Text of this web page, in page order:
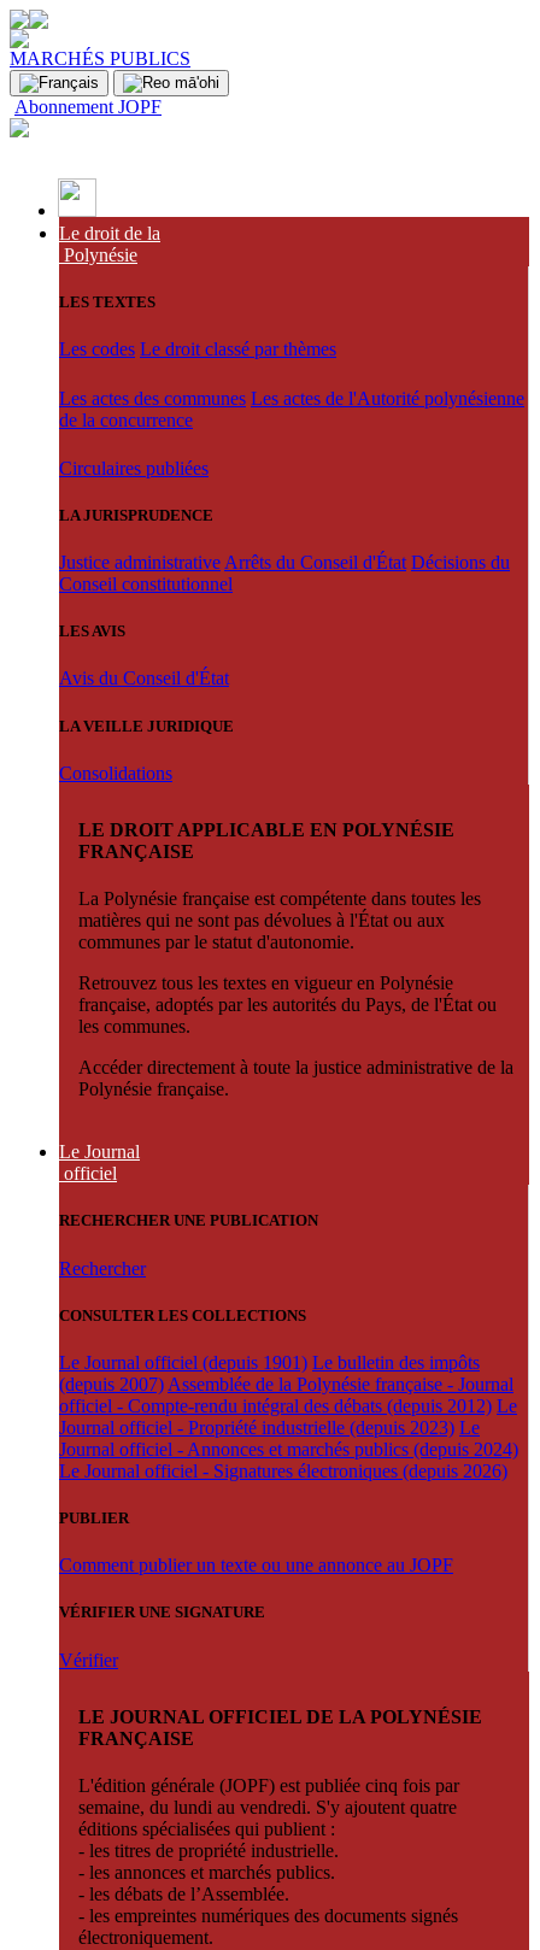
MARCHÉS PUBLICS
Abonnement JOPF
Le droit de la
Polynésie
LES TEXTES
Les codes Le droit classé par thèmes
Les actes des communes Les actes de l'Autorité polynésienne
de la concurrence
Circulaires publiées
LA JURISPRUDENCE
Justice administrative Arrêts du Conseil d'État Décisions du
Conseil constitutionnel
LES AVIS
Avis du Conseil d'État
LA VEILLE JURIDIQUE
Consolidations
LE DROIT APPLICABLE EN POLYNÉSIE
FRANÇAISE
La Polynésie française est compétente dans toutes les
matières qui ne sont pas dévolues à l'État ou aux
communes par le statut d'autonomie.
Retrouvez tous les textes en vigueur en Polynésie
française, adoptés par les autorités du Pays, de l'État ou
les communes.
Accéder directement à toute la justice administrative de la
Polynésie française.
Le Journal
officiel
RECHERCHER UNE PUBLICATION
Rechercher
CONSULTER LES COLLECTIONS
Le Journal officiel (depuis 1901) Le bulletin des impôts
(depuis 2007) Assemblée de la Polynésie française - Journal
officiel - Compte-rendu intégral des débats (depuis 2012) Le
Journal officiel - Propriété industrielle (depuis 2023) Le
Journal officiel - Annonces et marchés publics (depuis 2024)
Le Journal officiel - Signatures électroniques (depuis 2026)
PUBLIER
Comment publier un texte ou une annonce au JOPF
VÉRIFIER UNE SIGNATURE
Vérifier
LE JOURNAL OFFICIEL DE LA POLYNÉSIE
FRANÇAISE
L'édition générale (JOPF) est publiée cinq fois par
semaine, du lundi au vendredi. S'y ajoutent quatre
éditions spécialisées qui publient :
- les titres de propriété industrielle.
- les annonces et marchés publics.
- les débats de l’Assemblée.
- les empreintes numériques des documents signés
électroniquement.